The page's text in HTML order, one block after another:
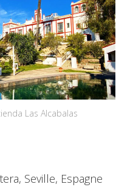
Las Alcabalas
Seville, Espagne